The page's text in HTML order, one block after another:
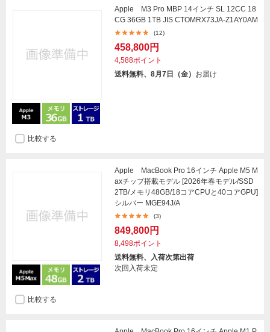
Apple M3 Pro MBP 14インチ SL 12CC 18
CG 36GB 1TB JIS CTOMRX73JA-Z1AY0AM
(12)
458,800円
4,588ポイント
送料無料、8月7日（金） お届け
比較する
Apple MacBook Pro 16インチ Apple M5 M
axチップ搭載モデル [2026年春モデル/SSD
2TB/メモリ48GB/18コアCPUと40コアGPU]
シルバー MGE94J/A
(3)
849,800円
8,498ポイント
送料無料、入荷次第出荷
次回入荷未定
比較する